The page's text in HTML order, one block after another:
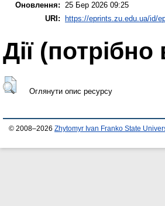
Оновлення: 25 Бер 2026 09:25
URI:
https://eprints.zu.edu.ua/id/
Дії ​​(потрібно
Оглянути опис ресурсу
© 2008–2026 Zhytomyr Ivan Franko State